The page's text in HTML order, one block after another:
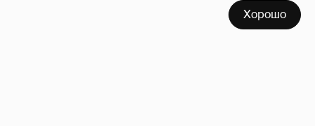
Хорошо